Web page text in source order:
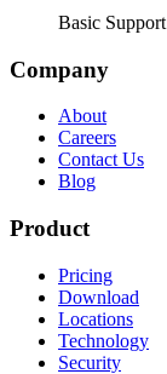
Basic Support
Company
About
Careers
Contact Us
Blog
Product
Pricing
Download
Locations
Technology
Security